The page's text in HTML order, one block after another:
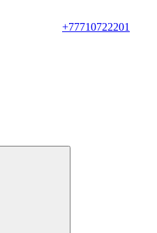
+77710722201